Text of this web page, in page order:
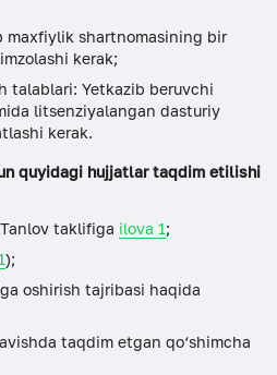
maxfiylik shartnomasining bir
kerak;
talablari: Yetkazib beruvchi
litsenziyalangan dasturiy
kerak.
quyidagi hujjatlar taqdim etilishi
taklifiga ilova 1;
);
oshirish tajribasi haqida
taqdim etgan qo‘shimcha